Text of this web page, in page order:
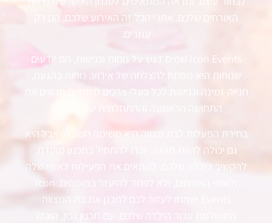
האורחים שלכם. אחרי הכל זה האירוע שלכם, הם רק
עוזרים.
Icon Events שמים דגש על נוחות ונגישות, הם יודעים
שנוחות היא מפתח להצלחה של אירוע. נוחות בהגעה,
חנייה זמינה ונגישות לכל בעלי צרכים מיוחדים מהווים את
התחושה הראשונה וההתחלתית של האירוע.
בחירת הפעלות לבת מצווה היא משימה חשובה, אבל היא
גם יכולה להיות מהנה. זכרו להתחיל בתכנון מוקדם,
להקשיב לילדה שלכם, להתאים את הפעילות לאופי שלה
ולאופי האורחים, ולא לפחד להיעזר במומחים. Icon
Events ישמחו לעזור לכם לתכנן את בת המצווה
המושלמת עבור הילדה שלכם. עם תכנון נכון, תוכלו